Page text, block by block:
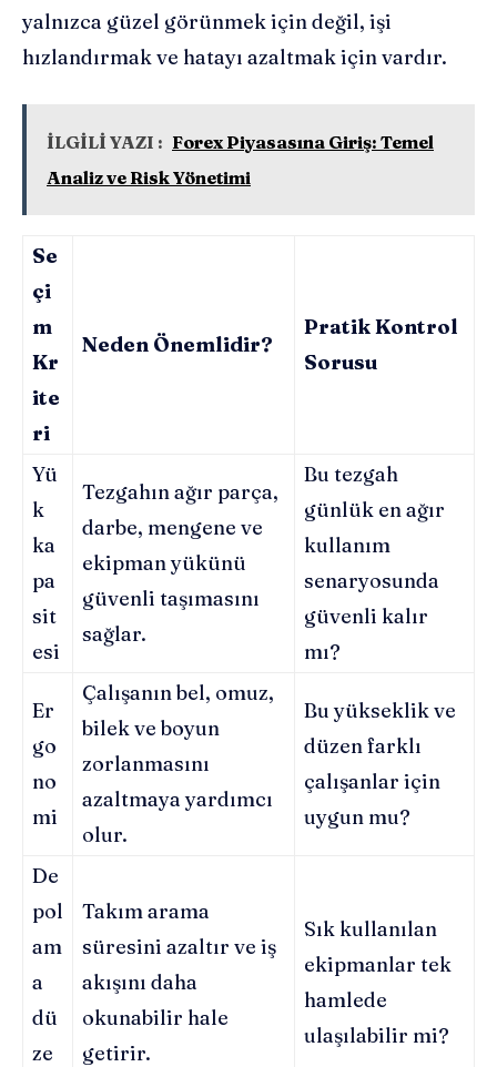
yalnızca güzel görünmek için değil, işi
hızlandırmak ve hatayı azaltmak için vardır.
İLGİLİ YAZI : Forex Piyasasına Giriş: Temel
Analiz ve Risk Yönetimi
Se
çi
m
Kr
ite
ri
Neden Önemlidir?
Pratik Kontrol
Sorusu
Yü
k
ka
pa
sit
esi
Tezgahın ağır parça,
darbe, mengene ve
ekipman yükünü
güvenli taşımasını
sağlar.
Bu tezgah
günlük en ağır
kullanım
senaryosunda
güvenli kalır
mı?
Er
go
no
mi
Çalışanın bel, omuz,
bilek ve boyun
zorlanmasını
azaltmaya yardımcı
olur.
Bu yükseklik ve
düzen farklı
çalışanlar için
uygun mu?
De
pol
am
a
dü
ze
Takım arama
süresini azaltır ve iş
akışını daha
okunabilir hale
getirir.
Sık kullanılan
ekipmanlar tek
hamlede
ulaşılabilir mi?